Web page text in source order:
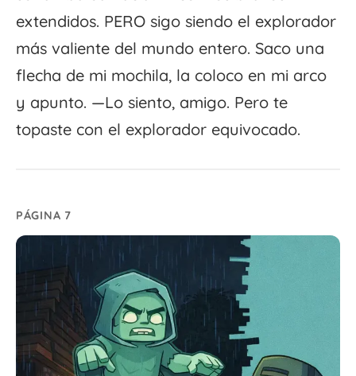
extendidos. PERO sigo siendo el explorador
más valiente del mundo entero. Saco una
flecha de mi mochila, la coloco en mi arco
y apunto. —Lo siento, amigo. Pero te
topaste con el explorador equivocado.
PÁGINA 7